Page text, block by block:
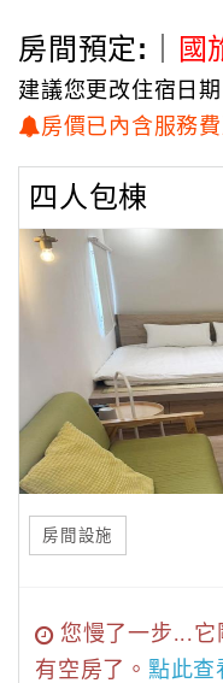
房間預定:｜ 國
建議您更改住宿日
房價已內含服務
四人包棟
房間設施
您慢了一步...它
有空房了。 點此查